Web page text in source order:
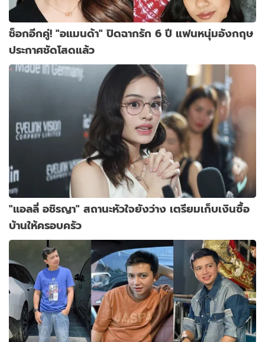
ช็อกอีกคู่! "อแมนด้า" ปิดฉากรัก 6 ปี แฟนหนุ่มอังกฤษ
ประกาศชัดโสดแล้ว
"แอลลี่ อชิรญา" สถานะหัวใจยังว่าง เตรียมเก็บเงินซื้อ
บ้านให้ครอบครัว